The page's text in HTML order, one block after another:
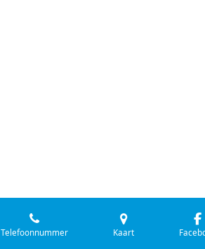
Telefoonnummer Kaart